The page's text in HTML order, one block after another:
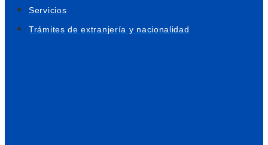
Servicios
Trámites de extranjería y nacionalidad